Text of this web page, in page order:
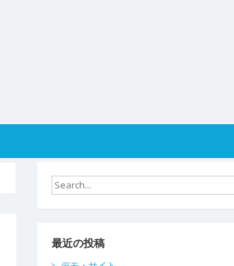
最近の投稿